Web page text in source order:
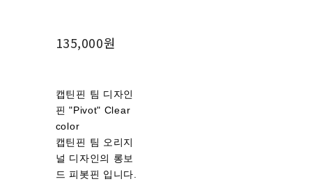
135,000원
캡틴핀 팀 디자인
핀 "Pivot" Clear
color
캡틴핀 팀 오리지
널 디자인의 롱보
드 피봇핀 입니다.